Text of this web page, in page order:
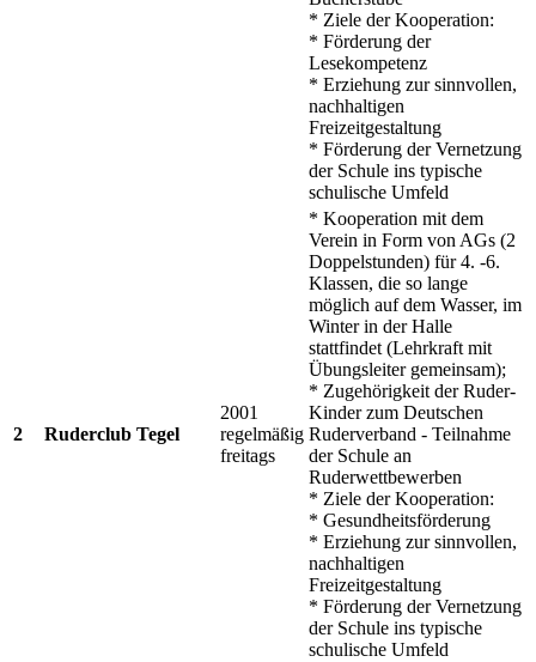
* Ziele der Kooperation:
* Förderung der
Lesekompetenz
* Erziehung zur sinnvollen,
nachhaltigen
Freizeitgestaltung
* Förderung der Vernetzung
der Schule ins typische
schulische Umfeld
2 Ruderclub Tegel
2001
regelmäßig
freitags
* Kooperation mit dem
Verein in Form von AGs (2
Doppelstunden) für 4. -6.
Klassen, die so lange
möglich auf dem Wasser, im
Winter in der Halle
stattfindet (Lehrkraft mit
Übungsleiter gemeinsam);
* Zugehörigkeit der Ruder-
Kinder zum Deutschen
Ruderverband - Teilnahme
der Schule an
Ruderwettbewerben
* Ziele der Kooperation:
* Gesundheitsförderung
* Erziehung zur sinnvollen,
nachhaltigen
Freizeitgestaltung
* Förderung der Vernetzung
der Schule ins typische
schulische Umfeld